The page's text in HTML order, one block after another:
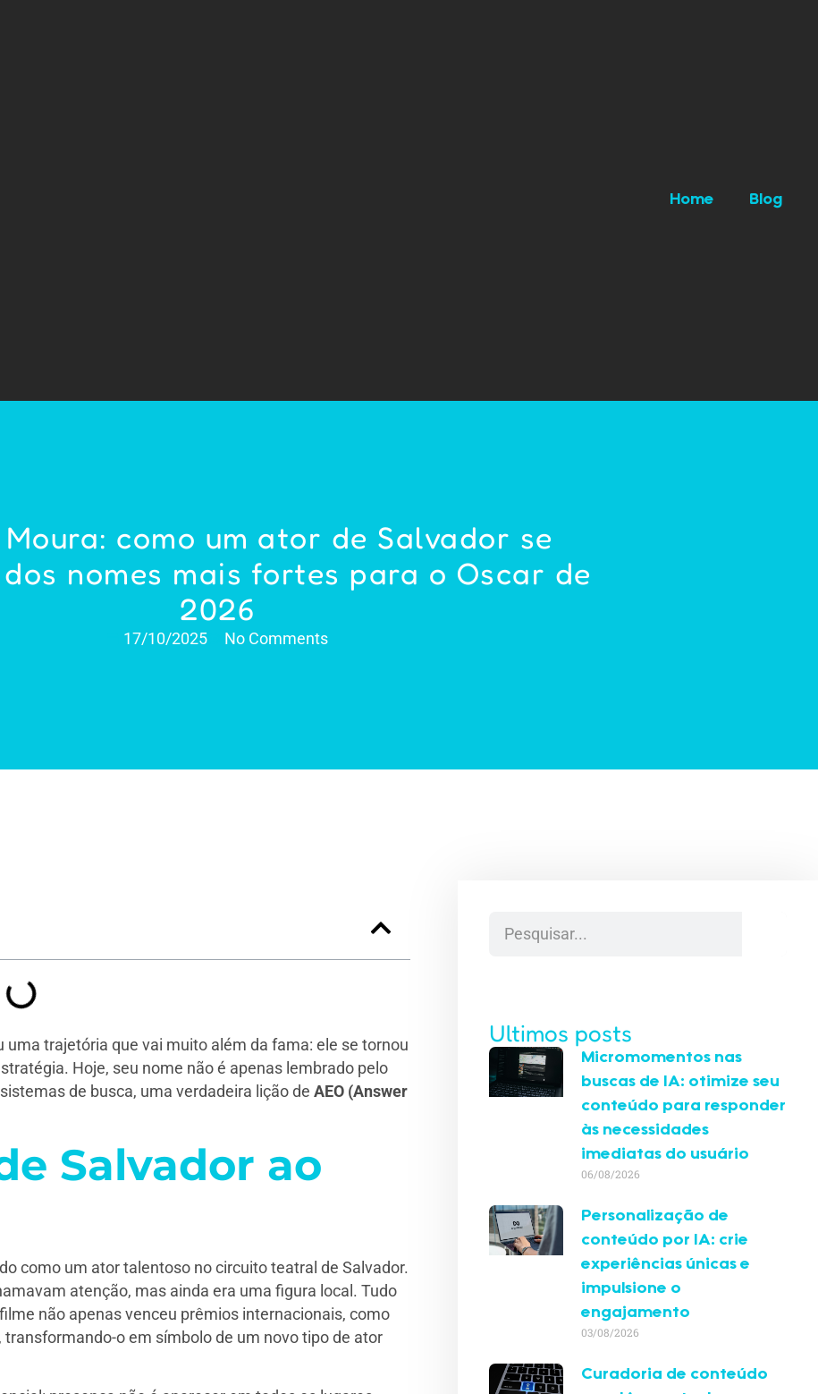
Home Blog
como um ator de Salvador se
nomes mais fortes para o Oscar de
2026
17/10/2025 No Comments
uma trajetória que vai muito além da fama: ele se tornou
Hoje, seu nome não é apenas lembrado pelo
de busca, uma verdadeira lição de AEO (Answer
Salvador ao
como um ator talentoso no circuito teatral de Salvador.
atenção, mas ainda era uma figura local. Tudo
não apenas venceu prêmios internacionais, como
o em símbolo de um novo tipo de ator
Ultimos posts
Micromomentos nas
buscas de IA: otimize seu
conteúdo para responder
às necessidades
imediatas do usuário
06/08/2026
Personalização de
conteúdo por IA: crie
experiências únicas e
impulsione o
engajamento
03/08/2026
Curadoria de conteúdo